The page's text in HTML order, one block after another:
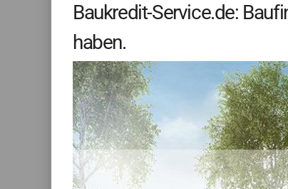
Baukredit-Service.de:
haben.